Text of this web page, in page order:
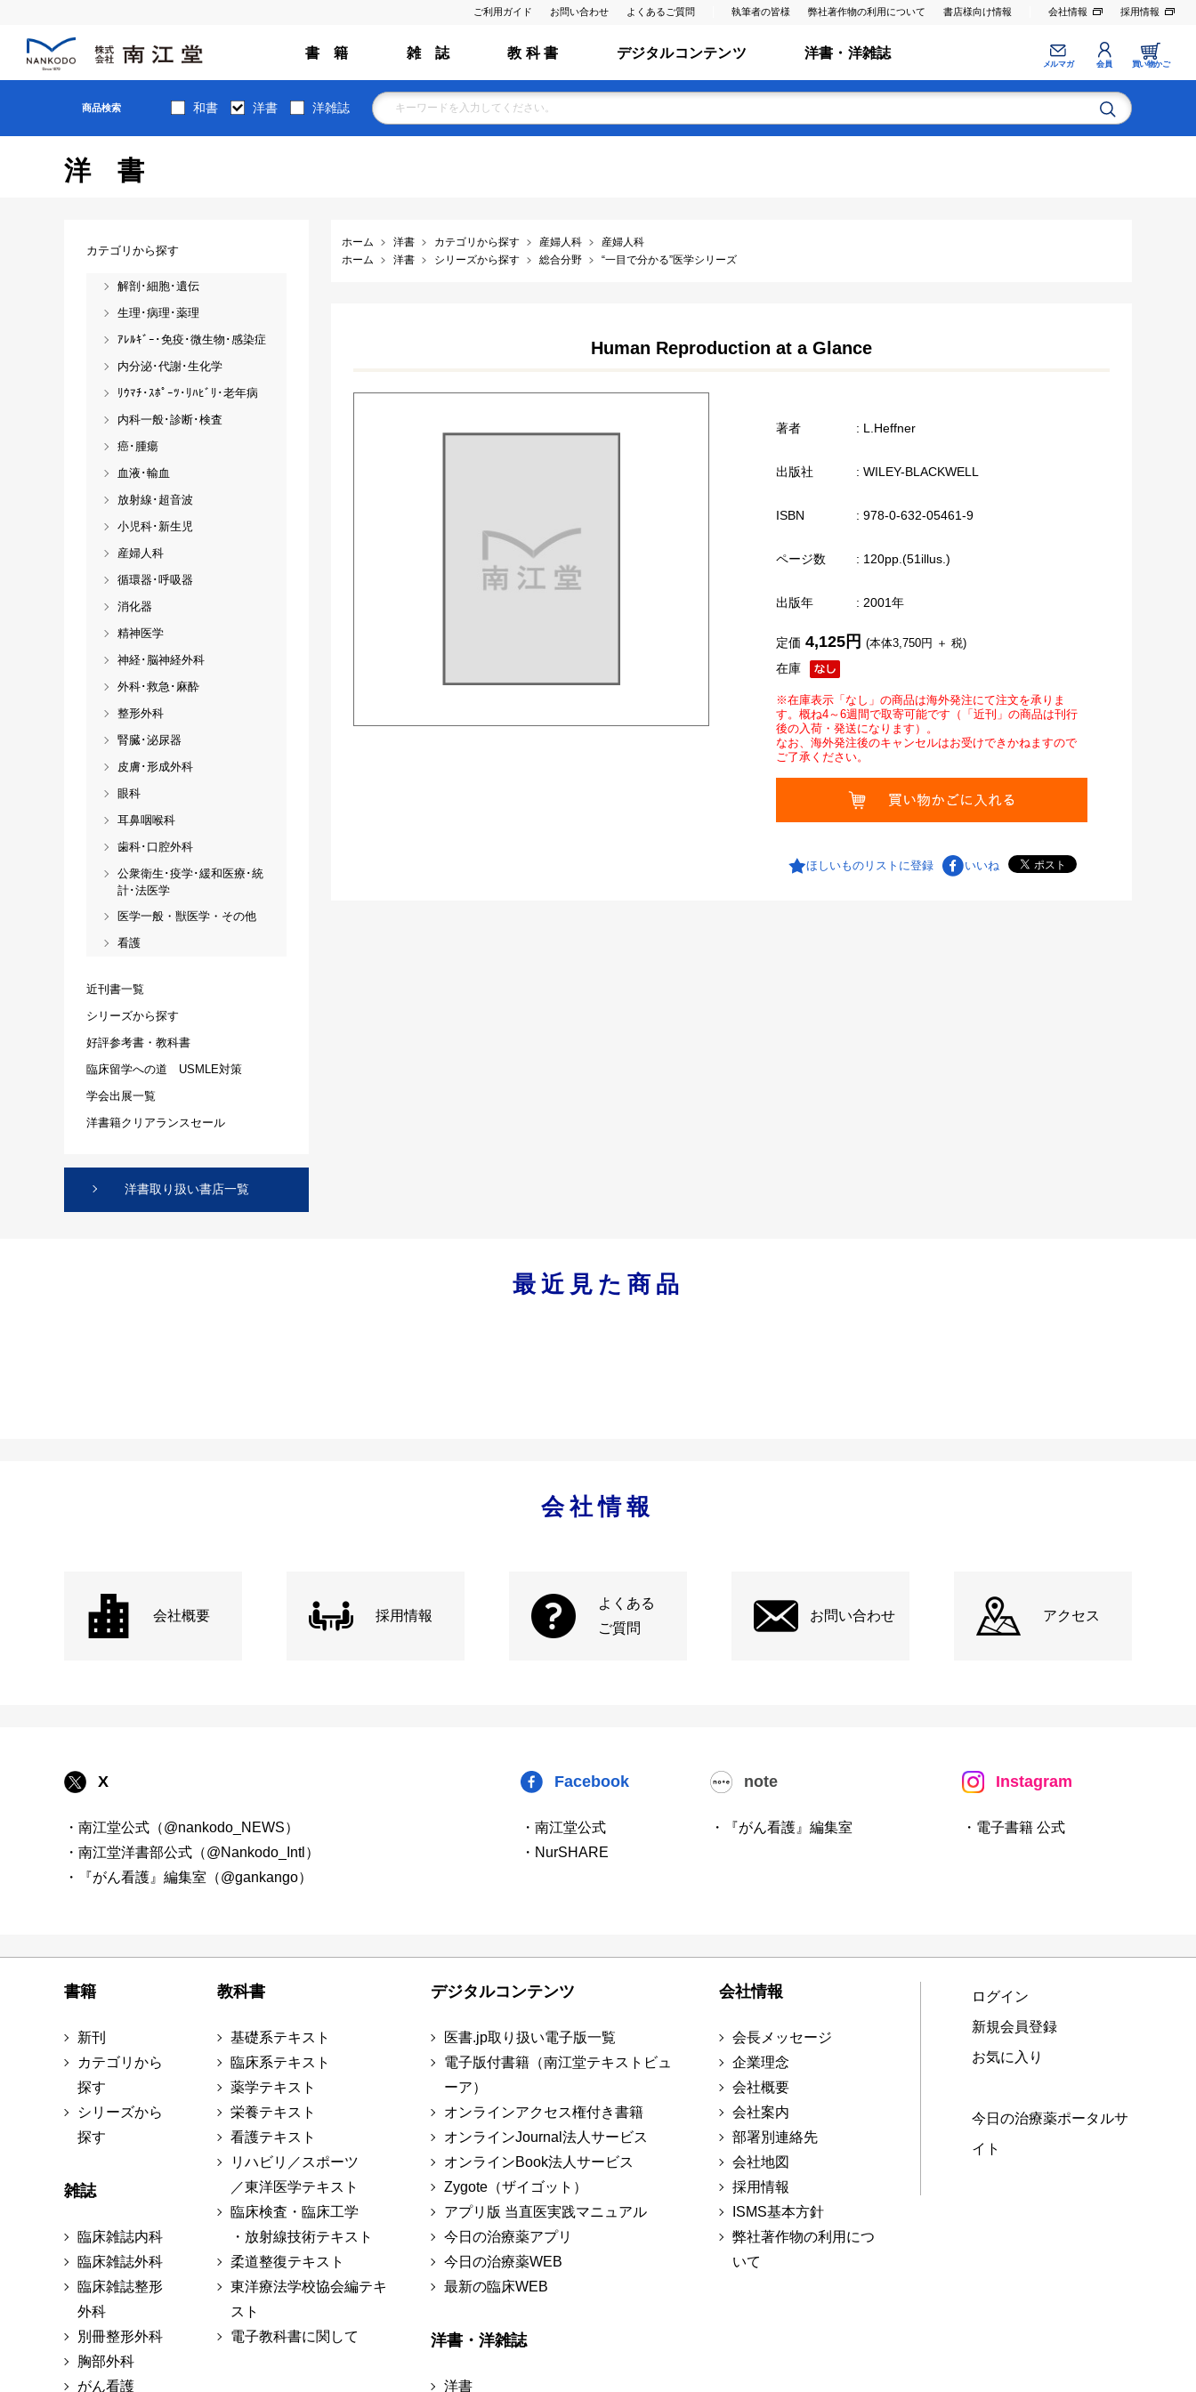
ご利用ガイド お問い合わせ よくあるご質問 執筆者の皆様 弊社著作物の利用について 書店様向け情報 会社情報 採用情報
書 籍 雑 誌 教 科 書 デジタルコンテンツ 洋書・洋雑誌
メルマガ 会員 買い物かご
商品検索 和書 洋書 洋雑誌
洋書
ホーム 洋書 カテゴリから探す 産婦人科
産婦人科
ホーム
洋書 シリーズから探す 総合分野 “一目で分かる”医学シリーズ
Human Reproduction at a Glance
著者 : L.Heffner
出版社 : WILEY-BLACKWELL
ISBN : 978-0-632-05461-9
ページ数 : 120pp.(51illus.)
出版年 : 2001年
在庫
定価 4,125円 (本体3,750円 ＋ 税)
※在庫表示「なし」の商品は海外発注にて注文を承りま
す。概ね4～6週間で取寄可能です（「近刊」の商品は刊行
後の入荷・発送になります）。
なお、海外発注後のキャンセルはお受けできかねますので
ご了承ください。
ほしいものリストに登録 いいね
カテゴリから探す
解剖･細胞･遺伝
生理･病理･薬理
ｱﾚﾙｷﾞｰ･免疫･微生物･感染症
内分泌･代謝･生化学
ﾘｳﾏﾁ･ｽﾎﾟｰﾂ･ﾘﾊﾋﾞﾘ･老年病
内科一般･診断･検査
癌･腫瘍
血液･輸血
放射線･超音波
小児科･新生児
産婦人科
循環器･呼吸器
消化器
精神医学
神経･脳神経外科
外科･救急･麻酔
整形外科
腎臓･泌尿器
皮膚･形成外科
眼科
耳鼻咽喉科
歯科･口腔外科
公衆衛生･疫学･緩和医療･統
計･法医学
医学一般・獣医学・その他
看護
近刊書一覧
シリーズから探す
好評参考書・教科書
臨床留学への道 USMLE対策
学会出展一覧
洋書籍クリアランスセール
洋書取り扱い書店一覧
最近見た商品
会社情報
会社概要 採用情報
よくある
ご質問
お問い合わせ アクセス
X
・南江堂公式（@nankodo_NEWS）
・南江堂洋書部公式（@Nankodo_Intl）
・『がん看護』編集室（@gankango）
Facebook
・南江堂公式
・NurSHARE
note
・『がん看護』編集室
Instagram
・電子書籍 公式
書籍
新刊
カテゴリから
探す
シリーズから
探す
雑誌
臨床雑誌内科
臨床雑誌外科
臨床雑誌整形
外科
別冊整形外科
胸部外科
がん看護
教科書
基礎系テキスト
臨床系テキスト
薬学テキスト
栄養テキスト
看護テキスト
リハビリ／スポーツ
／東洋医学テキスト
臨床検査・臨床工学
・放射線技術テキスト
柔道整復テキスト
東洋療法学校協会編テキ
スト
電子教科書に関して
デジタルコンテンツ
医書.jp取り扱い電子版一覧
電子版付書籍（南江堂テキストビュ
ーア）
オンラインアクセス権付き書籍
オンラインJournal法人サービス
オンラインBook法人サービス
Zygote（ザイゴット）
アプリ版 当直医実践マニュアル
今日の治療薬アプリ
今日の治療薬WEB
最新の臨床WEB
洋書・洋雑誌
洋書
会社情報
会長メッセージ
企業理念
会社概要
会社案内
部署別連絡先
会社地図
採用情報
ISMS基本方針
弊社著作物の利用につ
いて
ログイン
新規会員登録
お気に入り
今日の治療薬ポータルサ
イト